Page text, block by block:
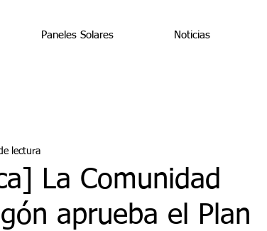
Paneles Solares Noticias
La Comunidad
aprueba el Plan
lectura